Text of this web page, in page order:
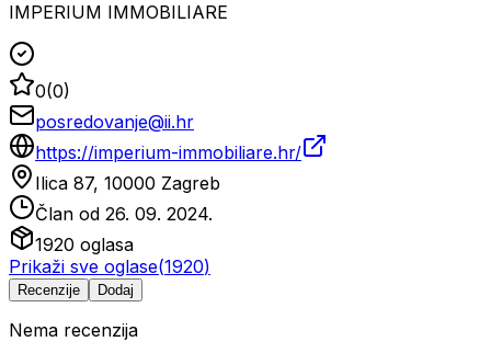
IMPERIUM IMMOBILIARE
0(0)
posredovanje@ii.hr
https://imperium-immobiliare.hr/
Ilica 87, 10000 Zagreb
Član od 26. 09. 2024.
1920 oglasa
Prikaži sve oglase(1920)
Recenzije Dodaj
Nema recenzija